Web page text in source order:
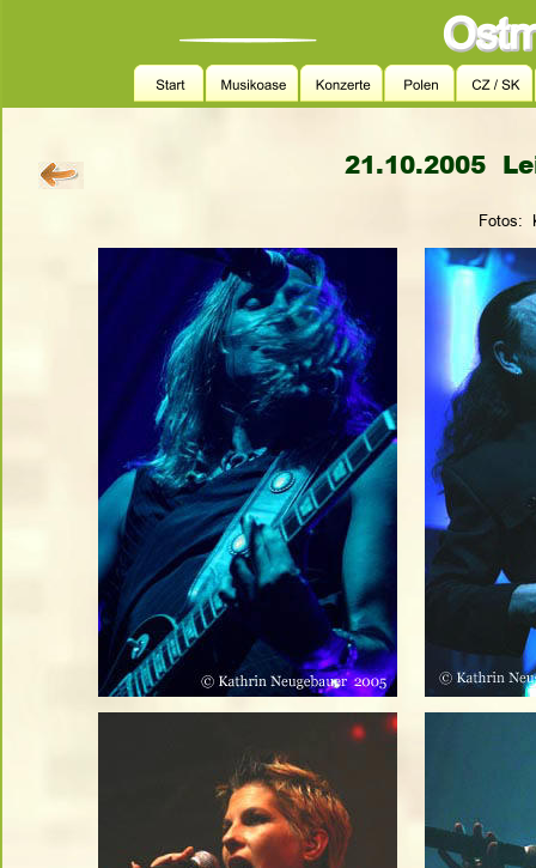
21.10.2005
Fotos: